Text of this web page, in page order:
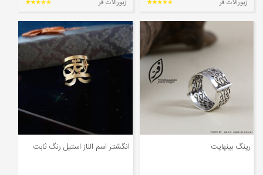
زیورآلات فر زیورآلات فر
رینگ بینهایت انگشتر اسم الناز استیل رنگ ثابت